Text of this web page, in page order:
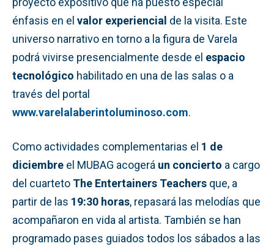
énfasis en el valor experiencial de la visita. Este
universo narrativo en torno a la figura de Varela
podrá vivirse presencialmente desde el espacio
tecnológico habilitado en una de las salas o a
través del portal
www.varelalaberintoluminoso.com.
Como actividades complementarias el 1 de
diciembre el MUBAG acogerá un concierto a cargo
del cuarteto The Entertainers Teachers que, a
partir de las 19:30 horas, repasará las melodías que
acompañaron en vida al artista. También se han
programado pases guiados todos los sábados a las